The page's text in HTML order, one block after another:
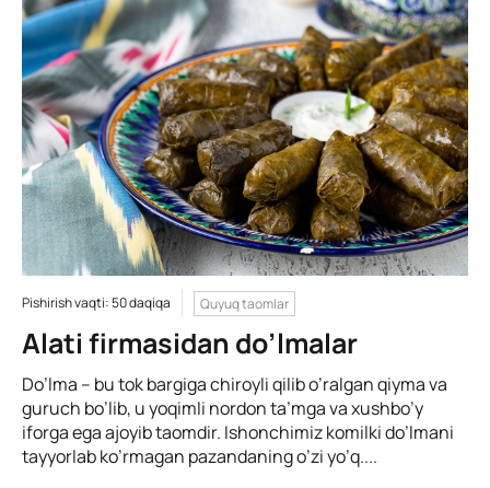
Pishirish vaqti: 50 daqiqa Quyuq taomlar
Alati firmasidan do’lmalar
Do’lma – bu tok bargiga chiroyli qilib o’ralgan qiyma va
guruch bo’lib, u yoqimli nordon ta’mga va xushbo’y
iforga ega ajoyib taomdir. Ishonchimiz komilki do’lmani
tayyorlab ko’rmagan pazandaning o’zi yo’q....